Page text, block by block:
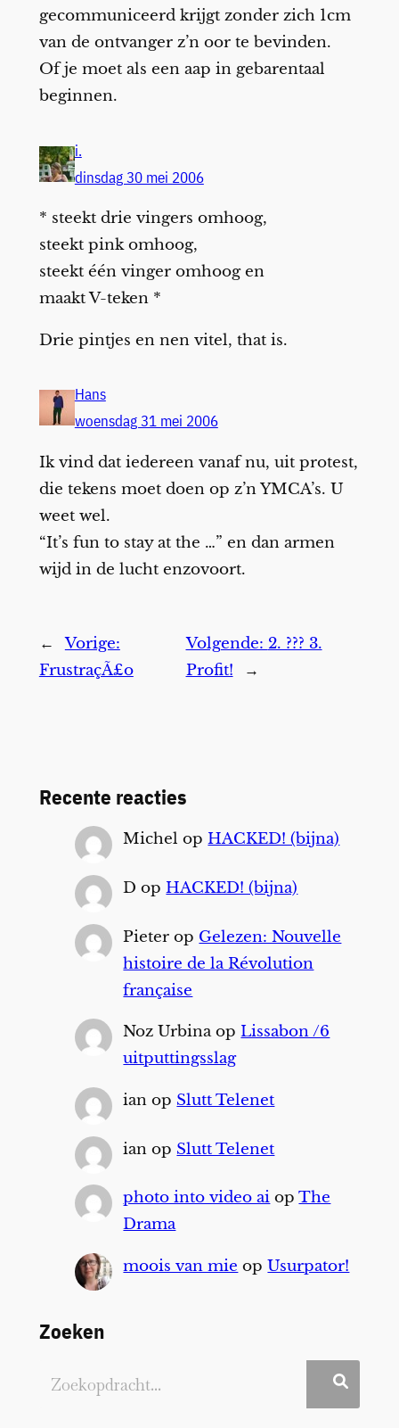
gecommuniceerd krijgt zonder zich 1cm
van de ontvanger z’n oor te bevinden.
Of je moet als een aap in gebarentaal
beginnen.
i.
dinsdag 30 mei 2006
* steekt drie vingers omhoog,
steekt pink omhoog,
steekt één vinger omhoog en
maakt V-teken *
Drie pintjes en nen vitel, that is.
Hans
woensdag 31 mei 2006
Ik vind dat iedereen vanaf nu, uit protest,
die tekens moet doen op z’n YMCA’s. U
weet wel.
“It’s fun to stay at the …” en dan armen
wijd in de lucht enzovoort.
←
Vorige:
FrustraçÃ£o
Volgende: 2. ??? 3.
Profit!
→
Recente reacties
Michel opHACKED! (bijna)
D opHACKED! (bijna)
Pieter op Gelezen: Nouvelle
histoire de la Révolution
française
Noz UrbinaopLissabon /6
uitputtingsslag
ian op Slutt Telenet
ian op Slutt Telenet
photo into video ai opThe
Drama
moois van mie opUsurpator!
Zoeken